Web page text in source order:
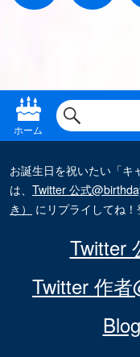
ホーム
お誕生日を祝いたい「キ
は、 Twitter 公式
き）
にリプライしてね！
Twitter
Twitter 作者